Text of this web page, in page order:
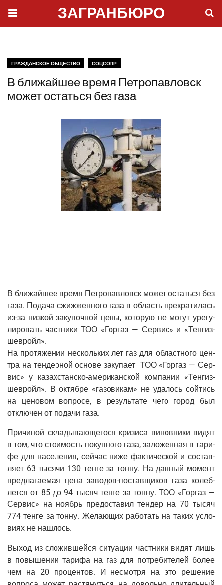
ЗАГРАНБЮРО
ГРАЖДАНСКОЕ ОБЩЕСТВО СОЦСОПР
В ближайшее время Петропавловск
может остаться без газа
В бли­жай­шее вре­мя Пет­ро­пав­ловск может остать­ся без
газа. Пода­ча сжи­жжен­но­го газа в область пре­кра­ти­лась
из-за низ­кой заку­поч­ной цены, кото­рую не могут уре­гу­
ли­ро­вать част­ни­ки ТОО «Гор­газ — Сер­вис» и «Тен­гиз­
шев­ройл».
На про­тя­же­нии несколь­ких лет газ для област­но­го цен­
тра на тен­дер­ной осно­ве заку­па­ет ТОО «Гор­газ — Сер­
вис» у казах­стан­ско-аме­ри­кан­ской ком­па­нии «Тен­гиз­
шев­ройл». В октяб­ре «газо­ви­кам» не уда­лось сой­тись
на цено­вом вопро­се, в резуль­та­те чего город был
отклю­чен от пода­чи газа.
При­чи­ной скла­ды­ва­ю­ще­го­ся кри­зи­са винов­ни­ки видят
в том, что сто­и­мость покуп­но­го газа, зало­жен­ная в тари­
фе для насе­ле­ния, сей­час ниже фак­ти­че­ской и состав­
ля­ет 63 тыся­чи 130 тен­ге за тон­ну. На дан­ный момент
пред­ла­га­е­мая цена заво­дов-постав­щи­ков газа колеб­
лет­ся от 85 до 94 тысяч тен­ге за тон­ну. ТОО «Гор­газ —
Сер­вис» на ноябрь предо­ста­вил тен­дер на 70 тысяч
774 тен­ге за тон­ну. Жела­ю­щих рабо­тать на таких усло­
ви­ях не нашлось.
Выход из сло­жив­шей­ся ситу­а­ции част­ни­ки видят лишь
в повы­ше­нии тари­фа на газ для потре­би­те­лей более
чем на 20 про­цен­тов. И несмот­ря на это реше­ние